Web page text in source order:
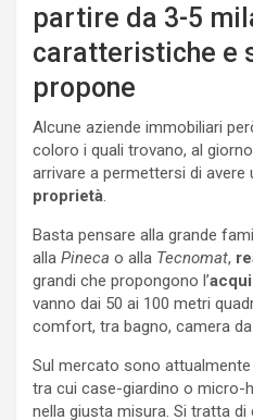
partire da 3-5
caratteristiche e
propone
Alcune aziende immobiliari
coloro i quali trovano, al
arrivare a permettersi di avere
proprietà.
Basta pensare alla grande
alla Pineca o alla Tecnomat,
grandi che propongono l’
vanno dai 50 ai 100 metri
comfort, tra bagno, camera
Sul mercato sono
tra cui case-giardino o micro-
nella giusta misura. Si tratta